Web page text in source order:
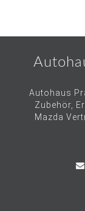
Autohaus
Zubehör,
Mazda